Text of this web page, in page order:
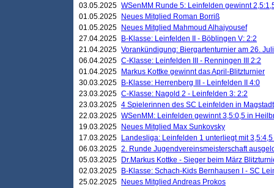
03.05.2025 WSenMM Runde 5: Leinfelden gewinnt
01.05.2025
Neues Mitglied Roman Borriß
01.05.2025
Neues Mitglied Mahmoud Alhajyousef
27.04.2025
B-Klasse: Leinfelden II - Böblingen V: 2:2
21.04.2025 Vorankündigung: Biergartenturnier am 26. Juli
06.04.2025 C-Klasse: Leinfelden III - Renningen III 2:2
01.04.2025
Markus Kottke gewinnt das April-Blitzturnier
30.03.2025
B-Klasse: Herrenberg III - Leinfelden II 4:0
23.03.2025 C-Klasse: Nagold 2 - Leinfelden 3: 2:2
23.03.2025 4 Spielerinnen des SC Leinfelden in Magstadt
22.03.2025 WSenMM: Leinfelden gewinnt 3,5:0,5 in
19.03.2025
Neues Mitglied Max Sunkovsky
17.03.2025
Landesliga: Leinfelden 1 unterliegt mit
06.03.2025 2. Runde Jugendvereinsmeisterschaft
05.03.2025
Dr.Markus Kottke - Sieger beim März
02.03.2025
B-Klasse: Schach-Kids Bernhausen I - SC
25.02.2025
Neues Mitglied Andreas Prokos